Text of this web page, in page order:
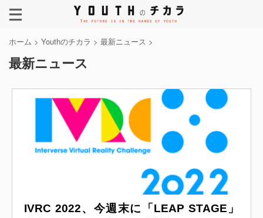
ホーム > Youthのチカラ > 最新ニュース >
最新ニュース
IVRC 2022、今週末に「LEAP STAGE」